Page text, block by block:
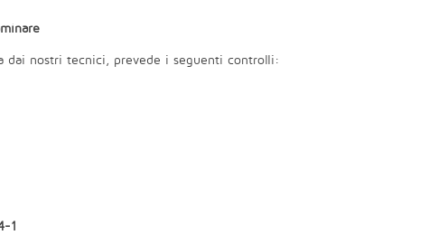
dai nostri tecnici, prevede i seguenti controlli:
1